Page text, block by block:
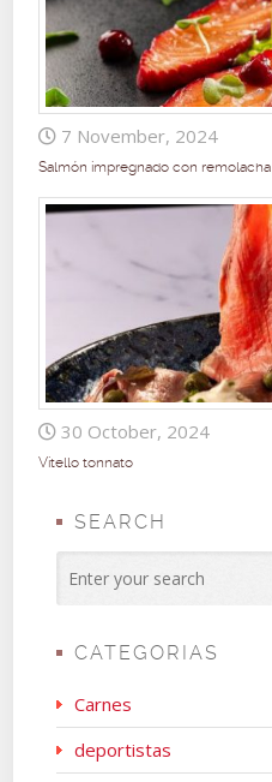
7 November, 2024
Salmón impregnado con remolacha
30 October, 2024
Vitello tonnato
SEARCH
CATEGORIAS
Carnes
deportistas